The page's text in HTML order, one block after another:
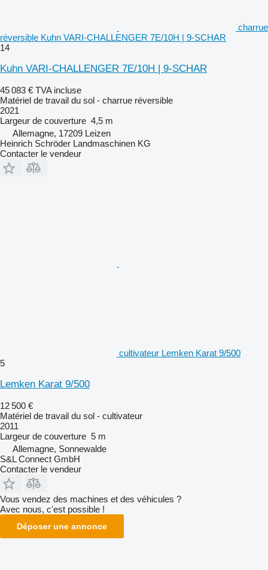
charrue
réversible Kuhn VARI-CHALLENGER 7E/10H | 9-SCHAR
14
Kuhn VARI-CHALLENGER 7E/10H | 9-SCHAR
45 083 € TVA incluse
Matériel de travail du sol - charrue réversible
2021
Largeur de couverture 4,5 m
Allemagne, 17209 Leizen
Heinrich Schröder Landmaschinen KG
Contacter le vendeur
cultivateur Lemken Karat 9/500
5
Lemken Karat 9/500
12 500 €
Matériel de travail du sol - cultivateur
2011
Largeur de couverture 5 m
Allemagne, Sonnewalde
S&L Connect GmbH
Contacter le vendeur
Vous vendez des machines et des véhicules ?
Avec nous, c'est possible !
Déposer une annonce